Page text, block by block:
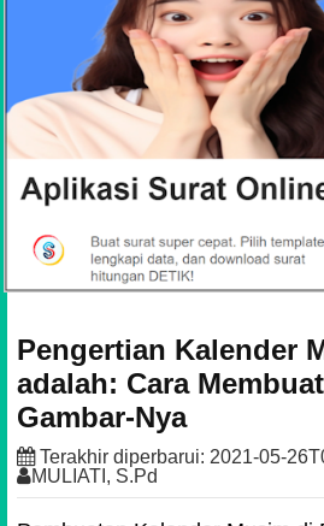
Pengertian Kalender
adalah: Cara
Gambar-Nya
Terakhir diperbarui: 2021-05-
MULIATI, S.Pd